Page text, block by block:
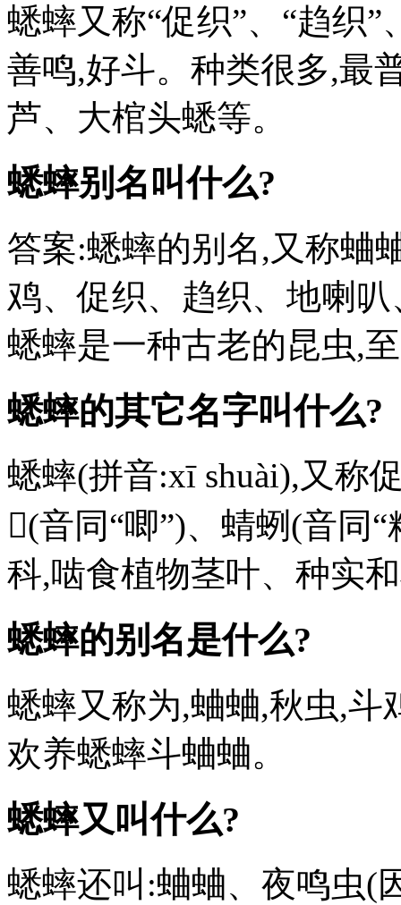
蟋蟀又称“促织”、“趋织
善鸣,好斗。种类很多,最
芦、大棺头蟋等。
蟋蟀别名叫什么?
答案:蟋蟀的别名,又称蛐
鸡、促织、趋织、地喇
蟋蟀是一种古老的昆虫,
蟋蟀的其它名字叫什么?
蟋蟀(拼音:xī shuài),又称
𧉍(音同“唧”)、蜻蛚(音同
科,啮食植物茎叶、种实
蟋蟀的别名是什么?
蟋蟀又称为,蛐蛐,秋虫,斗
欢养蟋蟀斗蛐蛐。
蟋蟀又叫什么?
蟋蟀还叫:蛐蛐、夜鸣虫(